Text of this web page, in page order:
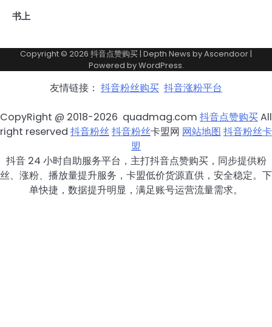
书上
Copyright © 2026 抖音点赞购买| Depth News byAscendoor|
Powered byWordPress.
友情链接： 抖音粉丝购买 抖音涨粉平台
CopyRight @ 2018-2026 quadmag.com 抖音点赞购买All
right reserved 抖音粉丝抖音粉丝卡盟网 网站地图 抖音粉丝卡
盟
抖音 24 小时自助服务平台，主打抖音点赞购买，同步提供粉
丝、涨粉、播放量提升服务，卡盟低价货源直供，安全稳定。下
单快捷，数据提升明显，满足账号运营流量需求。